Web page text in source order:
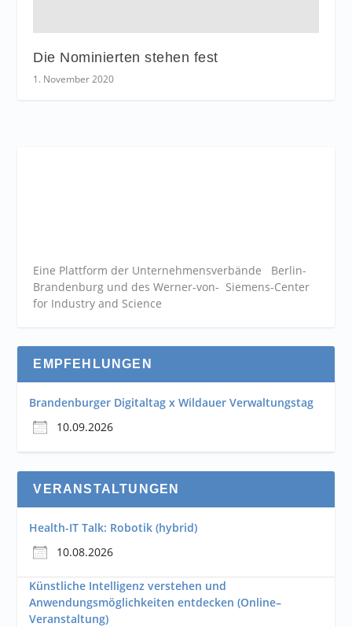
Die Nominierten stehen fest
1. November 2020
Eine Plattform der Unternehmensverbände Berlin-
Brandenburg und des Werner-von- Siemens-Center
for Industry and Science
EMPFEHLUNGEN
Brandenburger Digitaltag x Wildauer Verwaltungstag
10.09.2026
VERANSTALTUNGEN
Health-IT Talk: Robotik (hybrid)
10.08.2026
Künstliche Intelligenz verstehen und
Anwendungsmöglichkeiten entdecken (Online–
Veranstaltung)